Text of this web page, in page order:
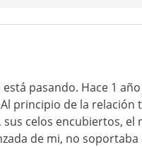
pasando. Hace 1
principio de la relación
celos encubiertos, el
de mi, no